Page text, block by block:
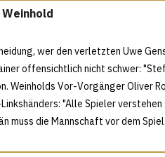
wer den verletzten Uwe
offensichtlich nicht schwer:
Weinholds Vor-Vorgänger Oliver
"Alle Spieler
muss die Mannschaft vor dem